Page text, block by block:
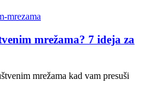
mrežama? 7 ideja za
mrežama kad vam presuši